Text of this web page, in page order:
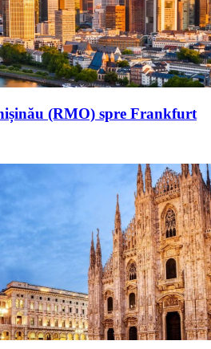
(RMO) spre Frankfurt